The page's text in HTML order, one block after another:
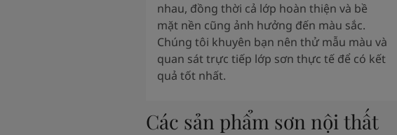
nhau, đồng thời cả lớp hoàn thiện và bề
mặt nền cũng ảnh hưởng đến màu sắc.
Chúng tôi khuyên bạn nên thử mẫu màu và
quan sát trực tiếp lớp sơn thực tế để có kết
quả tốt nhất.
Các sản phẩm sơn nội thất